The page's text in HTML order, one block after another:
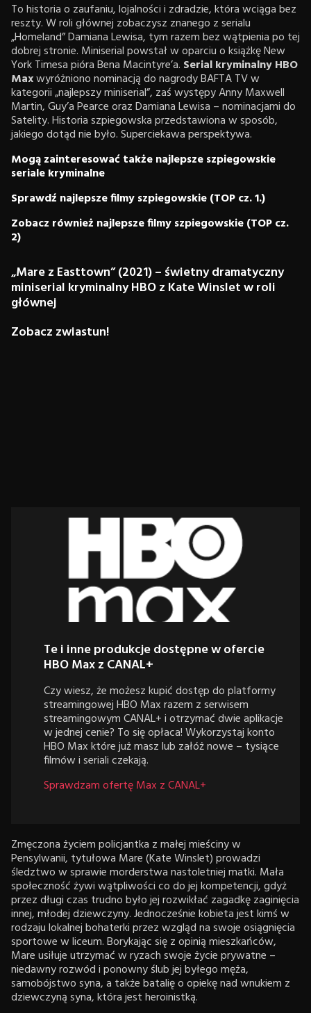
To historia o zaufaniu, lojalności i zdradzie, która wciąga bez
reszty. W roli głównej zobaczysz znanego z serialu
„Homeland” Damiana Lewisa, tym razem bez wątpienia po tej
dobrej stronie. Miniserial powstał w oparciu o książkę New
York Timesa pióra Bena Macintyre’a. Serial kryminalny HBO
Maxwyróżniono nominacją do nagrody BAFTA TV w
kategorii „najlepszy miniserial”, zaś występy Anny Maxwell
Martin, Guy’a Pearce oraz Damiana Lewisa – nominacjami do
Satelity. Historia szpiegowska przedstawiona w sposób,
jakiego dotąd nie było. Superciekawa perspektywa.
Mogą zainteresować także najlepsze szpiegowskie
seriale kryminalne
Sprawdź najlepsze filmy szpiegowskie (TOP cz. 1.)
Zobacz również najlepsze filmy szpiegowskie (TOP cz.
2)
„Mare z Easttown” (2021) – świetny dramatyczny
miniserial kryminalny HBO z Kate Winslet w roli
głównej
Zobacz zwiastun!
Te i inne produkcje dostępne w ofercie
HBO Max z CANAL+
Czy wiesz, że możesz kupić dostęp do platformy
streamingowej HBO Max razem z serwisem
streamingowym CANAL+ i otrzymać dwie aplikacje
w jednej cenie? To się opłaca! Wykorzystaj konto
HBO Max które już masz lub załóż nowe – tysiące
filmów i seriali czekają.
Sprawdzam ofertę Max z CANAL+
Zmęczona życiem policjantka z małej mieściny w
Pensylwanii, tytułowa Mare (Kate Winslet) prowadzi
śledztwo w sprawie morderstwa nastoletniej matki. Mała
społeczność żywi wątpliwości co do jej kompetencji, gdyż
przez długi czas trudno było jej rozwikłać zagadkę zaginięcia
innej, młodej dziewczyny. Jednocześnie kobieta jest kimś w
rodzaju lokalnej bohaterki przez wzgląd na swoje osiągnięcia
sportowe w liceum. Borykając się z opinią mieszkańców,
Mare usiłuje utrzymać w ryzach swoje życie prywatne –
niedawny rozwód i ponowny ślub jej byłego męża,
samobójstwo syna, a także batalię o opiekę nad wnukiem z
dziewczyną syna, która jest heroinistką.